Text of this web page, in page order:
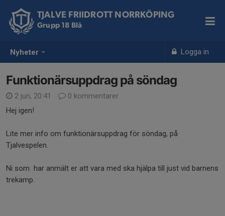
Nyheter Logga in
TJALVE FRIIDROTT NORRKÖPING
Grupp 18 Blå
Funktionärsuppdrag på söndag
2 jun, 20:41
0 kommentarer
Hej igen!
Lite mer info om funktionärsuppdrag för söndag, på
Tjalvespelen.
Ni som har anmält er att vara med ska hjälpa till just vid barnens
trekamp.